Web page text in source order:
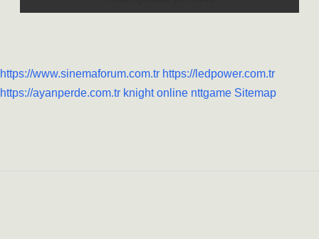
https://www.sinemaforum.com.tr https://ledpower.com.tr
https://ayanperde.com.tr knight online nttgame Sitemap